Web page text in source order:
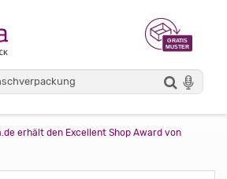
erhält den Excellent Shop Award von